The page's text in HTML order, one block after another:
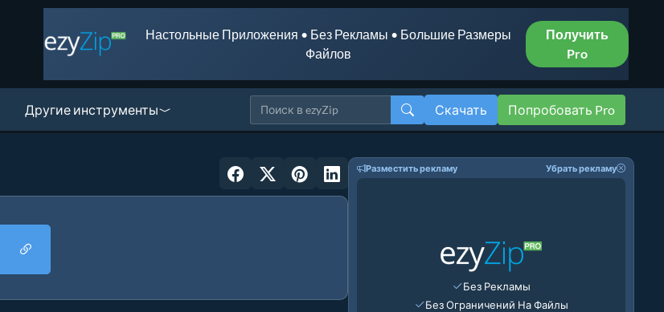
Настольные Приложения • Без Рекламы • Большие Размеры
Файлов
Получить
Pro
Другие инструменты Скачать Попробовать Pro
Разместить рекламу Убрать рекламу
Без Рекламы
Без Ограничений На Файлы